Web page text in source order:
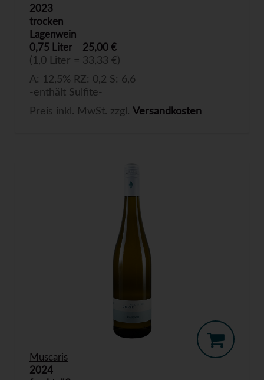
2023
trocken
Lagenwein
0,75 Liter
25,00 €
(1,0 Liter = 33,33 €)
A: 12,5% RZ: 0,2 S: 6,6
-enthält Sulfite-
Preis inkl. MwSt. zzgl. Versandkosten
Muscaris
2024